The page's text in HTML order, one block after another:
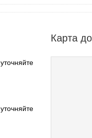
уточняйте
уточняйте
Карта